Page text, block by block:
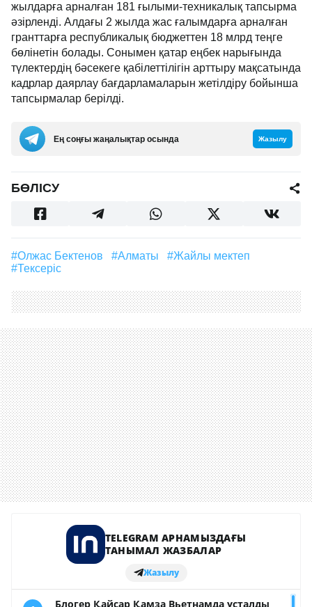
жылдарға арналған 181 ғылыми-техникалық тапсырма
әзірленді. Алдағы 2 жылда жас ғалымдарға арналған
гранттарға республикалық бюджеттен 18 млрд теңге
бөлінетін болады. Сонымен қатар еңбек нарығында
түлектердің бәсекеге қабілеттілігін арттыру мақсатында
кадрлар даярлау бағдарламаларын жетілдіру бойынша
тапсырмалар берілді.
Ең соңғы жаңалықтар осында Жазылу
БӨЛІСУ
#Олжас Бектенов #Алматы
#Жайлы мектеп
#тексеріс